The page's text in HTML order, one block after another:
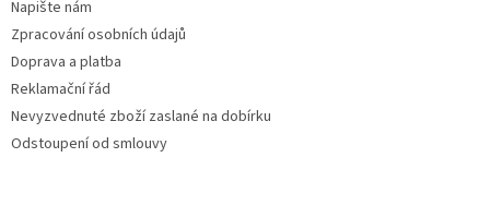
u
Napište nám
Zpracování osobních údajů
Doprava a platba
Reklamační řád
Nevyzvednuté zboží zaslané na dobírku
Odstoupení od smlouvy